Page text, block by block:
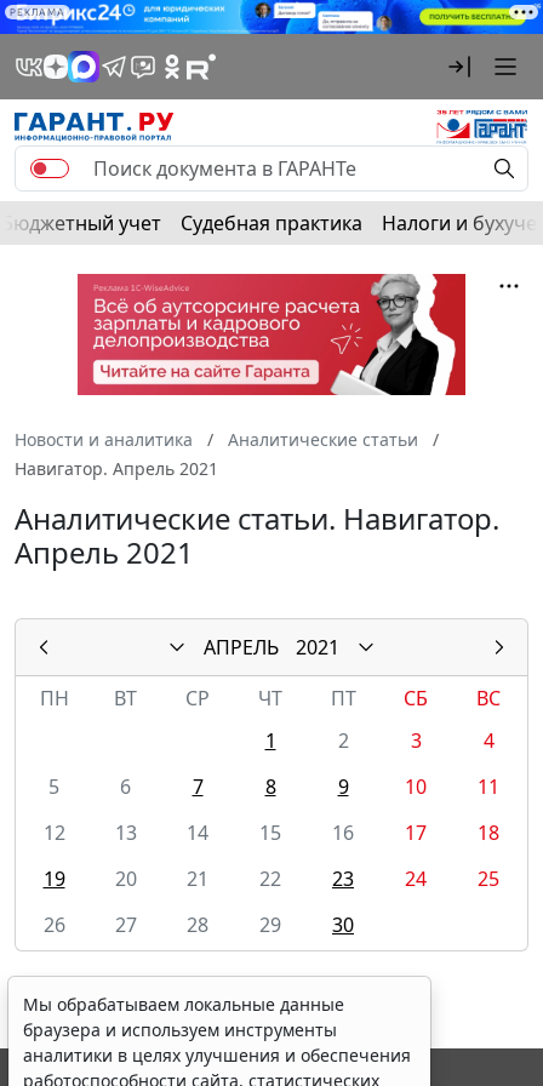
РЕКЛАМА
Бюджетный учет Судебная практика Налоги и
Новости и аналитика
Аналитические статьи
Навигатор. Апрель 2021
Аналитические статьи. Навигатор.
Апрель 2021
АПРЕЛЬ
2021
ПН
ВТ СР ЧТ ПТ СБ
ВС
1
2 3
4
5
6 7 8 9 10
11
12
13 14 15 16 17
18
19
20 21 22 23 24
25
26
27 28 29 30
Мы обрабатываем локальные данные
браузера и используем инструменты
аналитики в целях улучшения и обеспечения
работоспособности сайта, статистических